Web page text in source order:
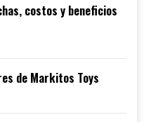
costos y beneficios
de Markitos Toys